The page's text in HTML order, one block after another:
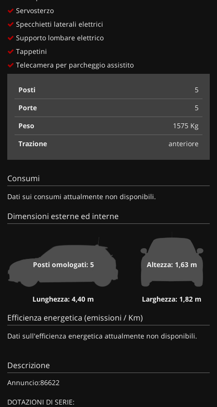
Servosterzo
Specchietti laterali elettrici
Supporto lombare elettrico
Tappetini
Telecamera per parcheggio assistito
Posti
5
Porte
5
Peso
1575 Kg
Trazione
anteriore
Consumi
Dati sui consumi attualmente non disponibili.
Dimensioni esterne ed interne
Posti omologati: 5
Lunghezza: 4,40 m
Altezza: 1,63 m
Larghezza: 1,82 m
Efficienza energetica (emissioni / Km)
Dati sull'efficienza energetica attualmente non disponibili.
Descrizione
Annuncio:86622
DOTAZIONI DI SERIE: